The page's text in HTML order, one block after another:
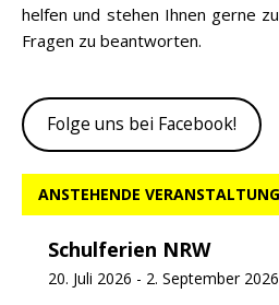
helfen und stehen Ihnen gerne
Fragen zu beantworten.
Folge uns bei Facebook!
ANSTEHENDE
Schulferien NRW
20. Juli 2026 - 2. September 2026